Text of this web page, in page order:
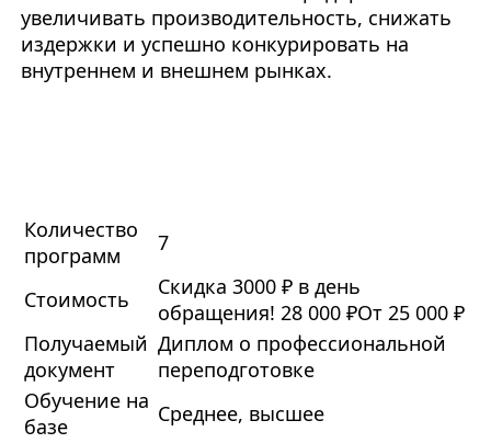
увеличивать производительность, снижать
издержки и успешно конкурировать на
внутреннем и внешнем рынках.
Количество
программ
7
Стоимость
Скидка 3000 ₽ в день
обращения! 28 000 ₽От 25 000 ₽
Получаемый
документ
Диплом о профессиональной
переподготовке
Обучение на
базе
Среднее, высшее